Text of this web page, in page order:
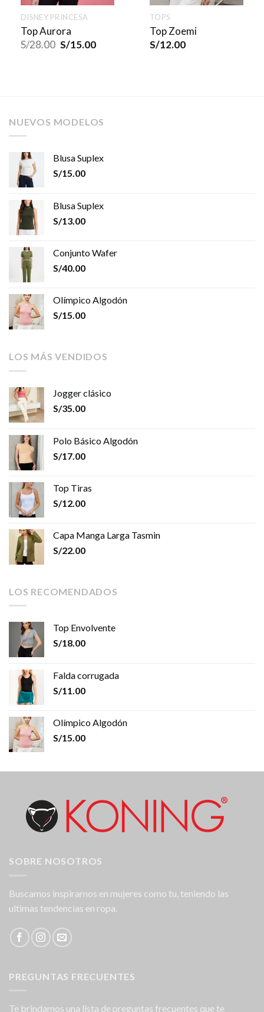
DISNEY PRINCESA
Top Aurora
S/28.00 S/15.00
TOPS
Top Zoemi
S/12.00
NUEVOS MODELOS
Blusa Suplex
S/15.00
Blusa Suplex
S/13.00
Conjunto Wafer
S/40.00
Olímpico Algodón
S/15.00
LOS MÁS VENDIDOS
Jogger clásico
S/35.00
Polo Básico Algodón
S/17.00
Top Tiras
S/12.00
Capa Manga Larga Tasmin
S/22.00
LOS RECOMENDADOS
Top Envolvente
S/18.00
Falda corrugada
S/11.00
Olímpico Algodón
S/15.00
SOBRE NOSOTROS
Buscamos inspirarnos en mujeres como tu, teniendo las
ultimas tendencias en ropa.
PREGUNTAS FRECUENTES
Te brindamos una lista de preguntas frecuentes que te